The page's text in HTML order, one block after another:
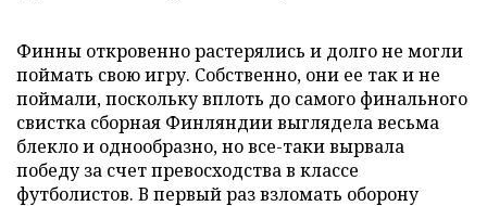
Финны откровенно растерялись и долго не могли
поймать свою игру. Собственно, они ее так и не
поймали, поскольку вплоть до самого финального
свистка сборная Финляндии выглядела весьма
блекло и однообразно, но все-таки вырвала
победу за счет превосходства в классе
футболистов. В первый раз взломать оборону